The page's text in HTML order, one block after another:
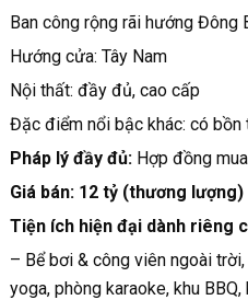
Ban công rộng rãi hướng Đông
Hướng cửa: Tây Nam
Nội thất: đầy đủ, cao cấp
Đặc điểm nổi bậc khác: có bồn
Pháp lý đầy đủ:Hợp đồng
Giá bán: 12 tỷ (thương lượng)
Tiện ích hiện đại dành riêng
– Bể bơi & công viên ngoài
yoga, phòng karaoke, khu